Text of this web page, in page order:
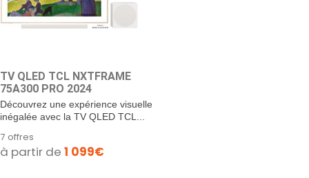
TV QLED TCL NXTFRAME
75A300 PRO 2024
Découvrez une expérience visuelle
inégalée avec la TV QLED TCL...
7 offres
à partir de 1 099€